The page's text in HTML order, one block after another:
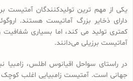
یکی از مهم ترین تولیدکنندگان آمتیست
دارای ذخایر بزرگ آماتیست هستند.
کمتری تولید می کند، اما بسیاری شفافیت
آماتیست برزیلی می‌دانند.
در راستای سواحل اقیانوس اطلس، زامبیا
جهانی است. آمتیست زامبیایی اغلب